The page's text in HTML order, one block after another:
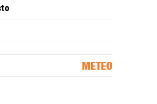
METEO
Marche